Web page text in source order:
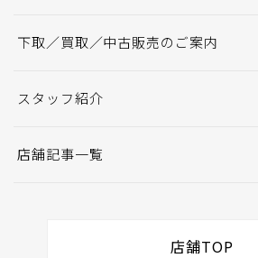
下取／買取／中古販売のご案内
スタッフ紹介
店舗記事一覧
店舗TOP